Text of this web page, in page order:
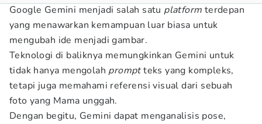
Google Gemini menjadi salah satu platform terdepan
yang menawarkan kemampuan luar biasa untuk
mengubah ide menjadi gambar.
Teknologi di baliknya memungkinkan Gemini untuk
tidak hanya mengolah promptteks yang kompleks,
tetapi juga memahami referensi visual dari sebuah
foto yang Mama unggah.
Dengan begitu, Gemini dapat menganalisis pose,